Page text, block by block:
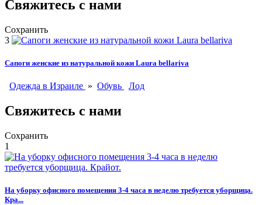
Свяжитесь с нами
Сохранить
3
Сапоги женские из натуральной кожи Laura bellariva
Одежда в Израиле » Обувь Лод
Свяжитесь с нами
Сохранить
1
На уборку офисного помещения 3-4 часа в неделю требуется уборщица.
Кра...